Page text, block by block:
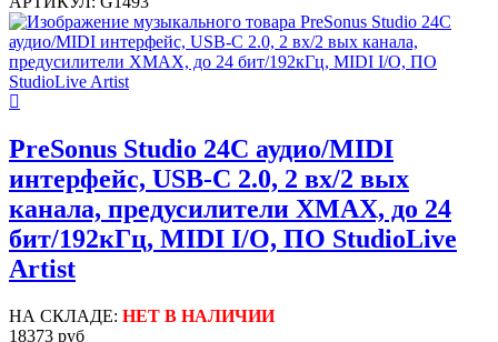
PreSonus Studio 24C аудио/MIDI
интерфейс, USB-C 2.0, 2 вх/2 вых
канала, предусилители XMAX, до 24
бит/192кГц, MIDI I/O, ПО StudioLive
Artist
НА СКЛАДЕ: НЕТ В НАЛИЧИИ
18373 руб